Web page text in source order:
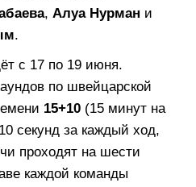
, Алуа Нурман и
.
с 17 по 19 июня.
по швейцарской
15+10 (15 минут на
секунд за каждый ход,
проходят на шести
каждой команды